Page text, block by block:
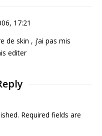
17:21
de skin , j’ai pas mis
editer
Required fields are